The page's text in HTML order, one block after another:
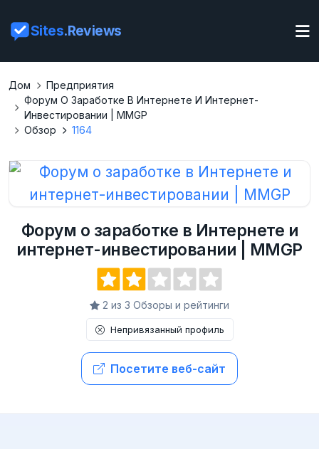
Sites.Reviews
Дом
Предприятия
Форум О Заработке В Интернете И Интернет-
Инвестировании | MMGP
Обзор
1164
Форум о заработке в Интернете и
интернет-инвестировании | MMGP
2 из 3 Обзоры и рейтинги
Непривязанный профиль
Посетите веб-сайт